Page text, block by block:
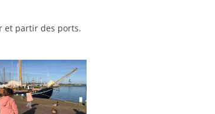
et partir des ports.